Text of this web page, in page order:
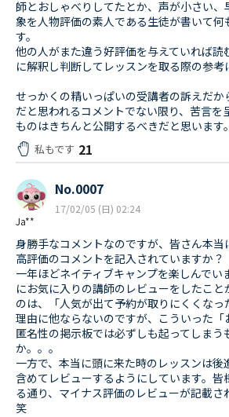
師とおしゃべりしてたとか、声が小さい
象を人物評価の素人である生徒が書いて何
す。
他の人がまた違う好評価を与えていれば読
に解釈し判断してレッスンを取る際の参考
せっかくの精いっぱいの受講者の訴えだ
だと思われるコメントでない限り、苦言を
ものはきちんと公開するべきだと思います。
私もです 21
Ja**
No.0007
17/02/05 (日) 02:24
身勝手なコメントなのですが、皆さん本当
高評価のコメントを記入されていますか？
一年ほどネイティブキャンプを楽しんでい
にお気に入りの講師のレビューをしたこと
のは、「人気が出て予約が取りにくくなっ
理由に他ならないのですが、こういった「
匿名性の掲示板では必ずしも起ってしまう
か。。。
一方で、本当に頭に来た時のレッスンは後
含めてレビューするようにしています。皆
る通り、マイナス評価のレビューが記載
笑